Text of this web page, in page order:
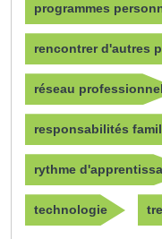
programmes
rencontrer d'autres
réseau professionnel
responsabilités
rythme
technologie